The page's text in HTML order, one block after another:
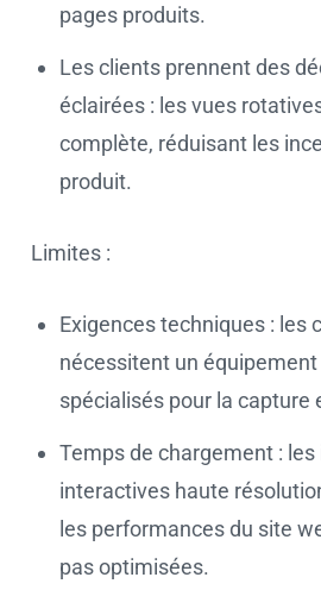
pages produits.
Les clients prennent des
éclairées : les vues
complète, réduisant les
produit.
Limites :
Exigences techniques : les
nécessitent un
spécialisés pour la capture
Temps de chargement :
interactives haute
les performances du site
pas optimisées.